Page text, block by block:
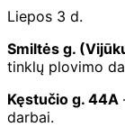
Liepos 3 d.
Smiltės g.
tinklų plovimo
Kęstučio g. 44A
darbai.